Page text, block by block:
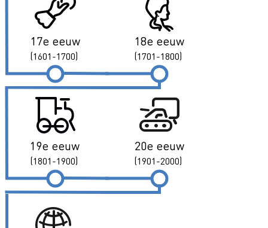
17e eeuw
(1601-1700)
18e eeuw
(1701-1800)
19e eeuw
(1801-1900)
20e eeuw
(1901-2000)